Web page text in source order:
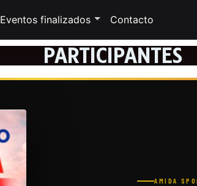
Eventos finalizados Contacto
PARTICIPANTES
AMIDA